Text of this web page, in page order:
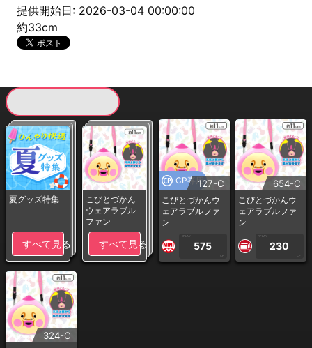
提供開始日: 2026-03-04 00:00:00
約33cm
夏グッズ特集
すべて見る
こびとづかん
ウェアラブル
ファン
すべて見る
CP専用127-C
こびとづかんウ
ェアラブルファ
ン
1PLAY
575
CP
654-C
こびとづかんウ
ェアラブルファ
ン
1PLAY
230
CP
324-C